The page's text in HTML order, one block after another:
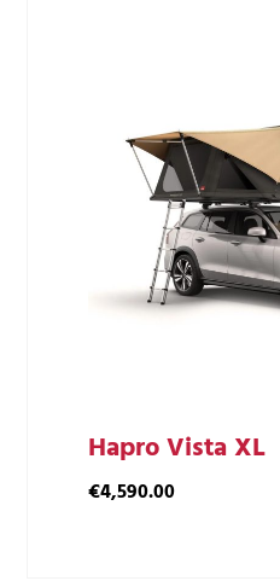
Hapro Vista XL
€4,590.00